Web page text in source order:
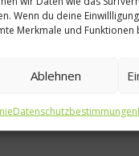
Wenn du deine
Merkmale und
Ablehnen
Datenschutzbestimmungen